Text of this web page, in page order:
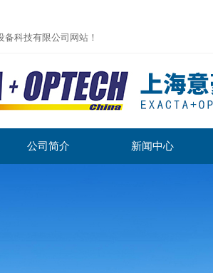
科技有限公司网站！
公司简介 新闻中心